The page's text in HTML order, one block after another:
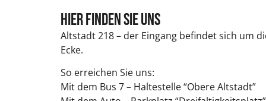
HIER FINDEN SIE UNS
Altstadt 218 – der Eingang befindet sich um
Ecke.
So erreichen Sie uns:
Mit dem Bus 7 – Haltestelle “Obere Altstadt”